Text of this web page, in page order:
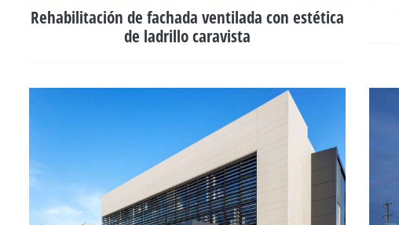
Rehabilitación de fachada ventilada con estética
de ladrillo caravista